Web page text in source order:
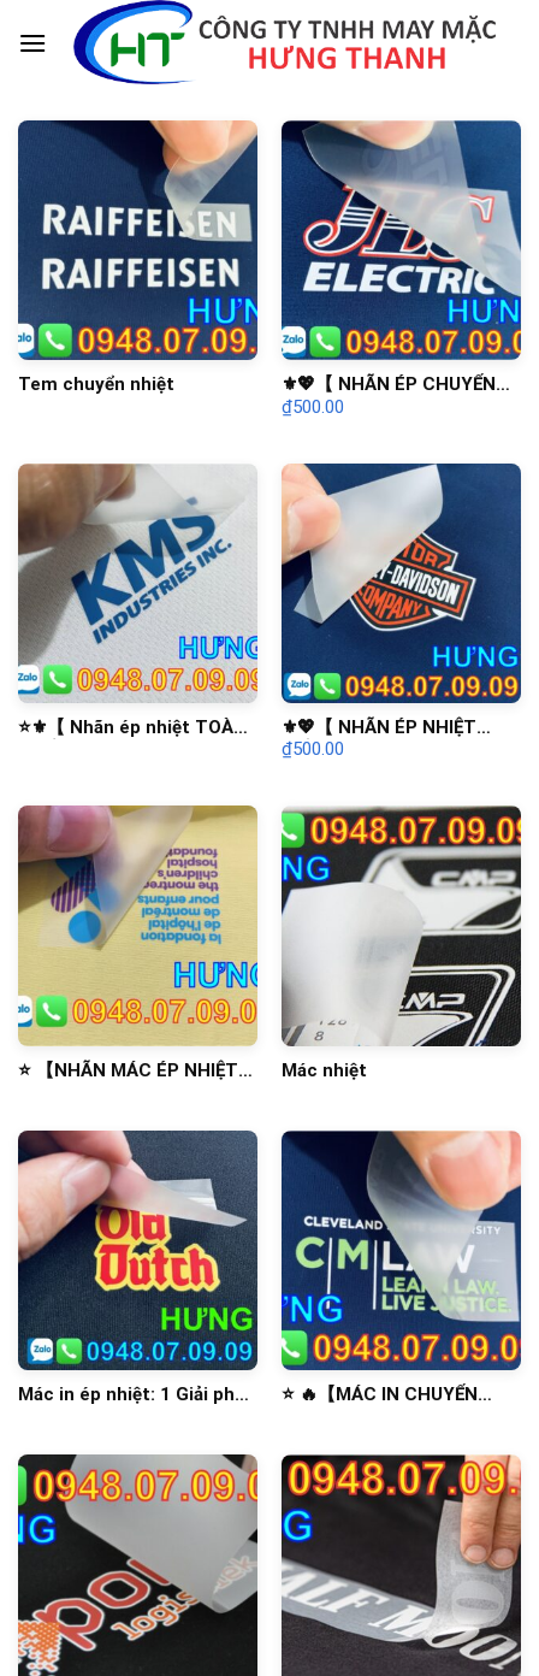
Tem chuyển nhiệt
⚜️💖【 NHÃN ÉP CHUYỂN
NHIỆT 】💖⚜️
₫500.00
⭐️⚜️【 Nhãn ép nhiệt TOÀN
⚜️💖【 NHÃN ÉP NHIỆT
QUẦN ÁO 】💖⚜️ NHÃN ÉP
₫500.00
⭐️ 【NHÃN MÁC ÉP NHIỆT】
Mác nhiệt
Mác in ép nhiệt: 1 Giải pháp
⭐️ 🔥【MÁC IN CHUYỂN